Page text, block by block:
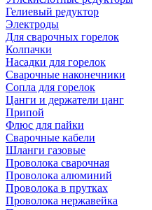
Гелиевый редуктор
Электроды
Для сварочных горелок
Колпачки
Насадки для горелок
Сварочные наконечники
Сопла для горелок
Цанги и держатели цанг
Припой
Флюс для пайки
Сварочные кабели
Шланги газовые
Проволока сварочная
Проволока алюминий
Проволока в прутках
Проволока нержавейка